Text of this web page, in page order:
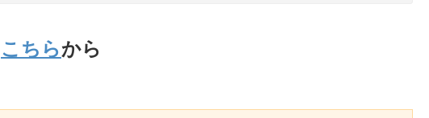
こちらから